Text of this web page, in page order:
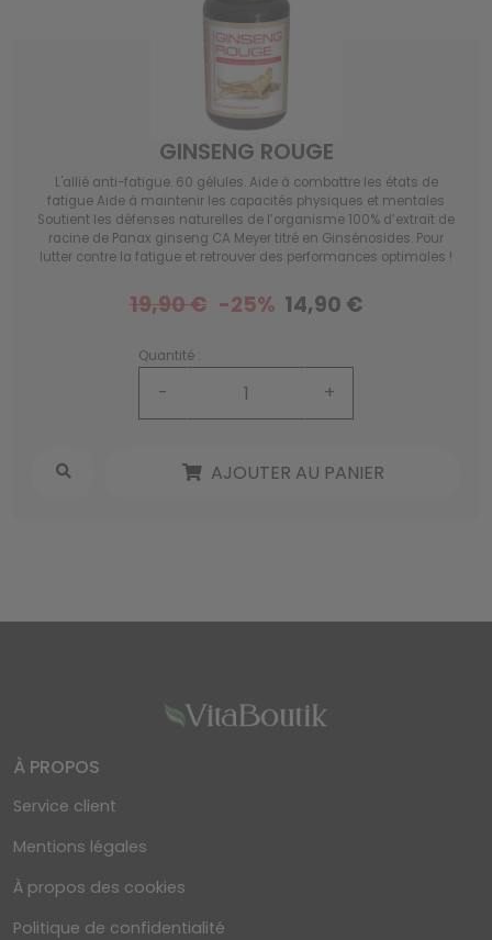
GINSENG ROUGE
L'allié anti-fatigue. 60 gélules. Aide à combattre les états de
fatigue Aide à maintenir les capacités physiques et mentales
Soutient les défenses naturelles de l’organisme 100% d’extrait de
racine de Panax ginseng CA Meyer titré en Ginsénosides. Pour
lutter contre la fatigue et retrouver des performances optimales !
19,90 € -25% 14,90 €
Quantité :
- +
AJOUTER AU PANIER
À PROPOS
Service client
Mentions légales
À propos des cookies
Politique de confidentialité